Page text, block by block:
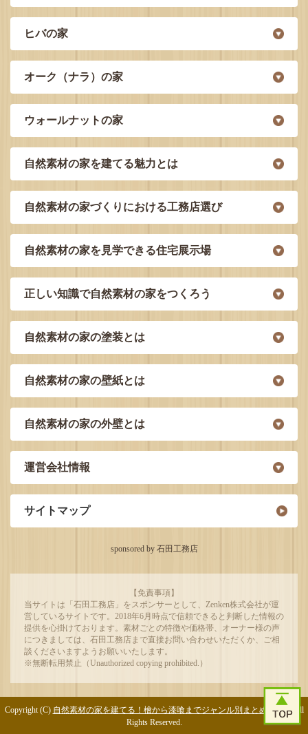
ヒバの家
オーク（ナラ）の家
ウォールナットの家
自然素材の家を建てる魅力とは
自然素材の家づくりにおける工務店選び
自然素材の家を見学できる住宅展示場
正しい知識で自然素材の家をつくろう
自然素材の家の塗装とは
自然素材の家の壁紙とは
自然素材の家の外壁とは
運営会社情報
サイトマップ
sponsored by 石田工務店
【免責事項】
当サイトは「石田工務店」をスポンサーとして、Zenken株式会社が運
営しているサイトです。2018年6月時点で信頼できると判断した情報の
提供を心掛けております。素材ごとの特徴や価格帯、オーナー様の声
につきましては、石田工務店まで直接お問い合わせいただくか、ご相
談くださいますようお願いいたします。
※無断転用禁止（Unauthorized copying prohibited.）
Copyright (C) 自然素材の家を建てる！檜から漆喰までジャンル別まとめサイトAll
Rights Reserved.